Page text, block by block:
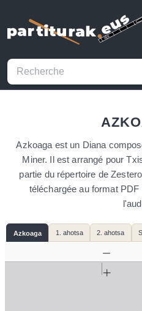
Azkoaga est un Diana
Miner. Il est arrangé pour
partie du répertoire de
téléchargée au format
Azkoaga 1. ahotsa 2. ahotsa